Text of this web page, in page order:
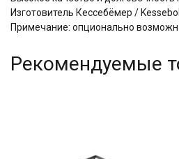
Изготовитель Кессебёмер /
Примечание: опционально
Рекомендуемые